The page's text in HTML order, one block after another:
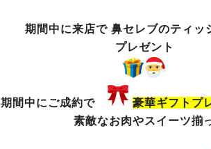
期間中に来店で 鼻セレブのティ
プレゼント
期間中にご成約で
豪華ギフトプ
素敵なお肉やスイーツ揃っ